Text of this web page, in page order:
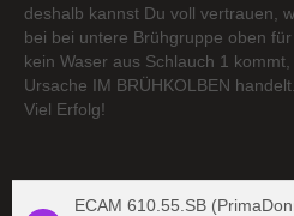
deshalb kannst Du voll vertrauen,
bei bei untere Brühgruppe oben
kein Waser aus Schlauch 1
Ursache IM BRÜHKOLBEN handelt.
Viel Erfolg!
ECAM 610.55.SB